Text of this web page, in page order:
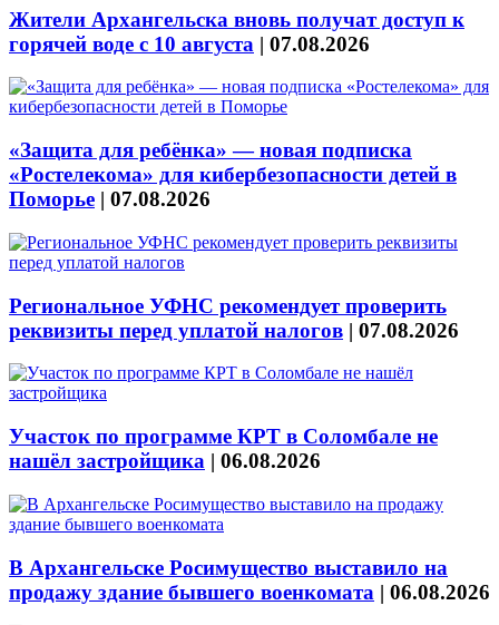
Жители Архангельска вновь получат доступ к
горячей воде с 10 августа | 07.08.2026
«Защита для ребёнка» — новая подписка
«Ростелекома» для кибербезопасности детей в
Поморье | 07.08.2026
Региональное УФНС рекомендует проверить
реквизиты перед уплатой налогов | 07.08.2026
Участок по программе КРТ в Соломбале не
нашёл застройщика | 06.08.2026
В Архангельске Росимущество выставило на
продажу здание бывшего военкомата | 06.08.2026